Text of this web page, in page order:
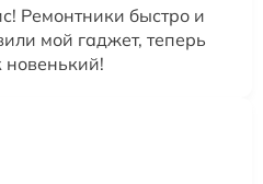
Ремонтники быстро и
мой гаджет, теперь
новенький!